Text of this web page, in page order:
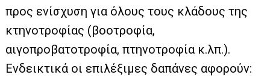
προς ενίσχυση για όλους τους κλάδους της
κτηνοτροφίας (βοοτροφία,
αιγοπροβατοτροφία, πτηνοτροφία κ.λπ.).
Ενδεικτικά οι επιλέξιµες δαπάνες αφορούν: